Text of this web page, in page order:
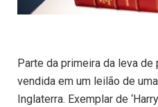
Parte da primeira da leva de
vendida em um leilão de
Inglaterra. Exemplar de